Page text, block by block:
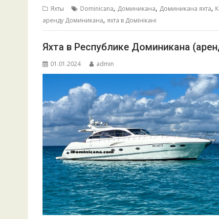
b
o
o
k
l s
A
p
p
e
n
g
er
р
а
в
и
т
ь
Яхты Dominicana, Доминикана, Доминикана яхта,
аренду Доминикана, яхта в Домінікані
Яхта в Республике Доминикана
01.01.2024 admin